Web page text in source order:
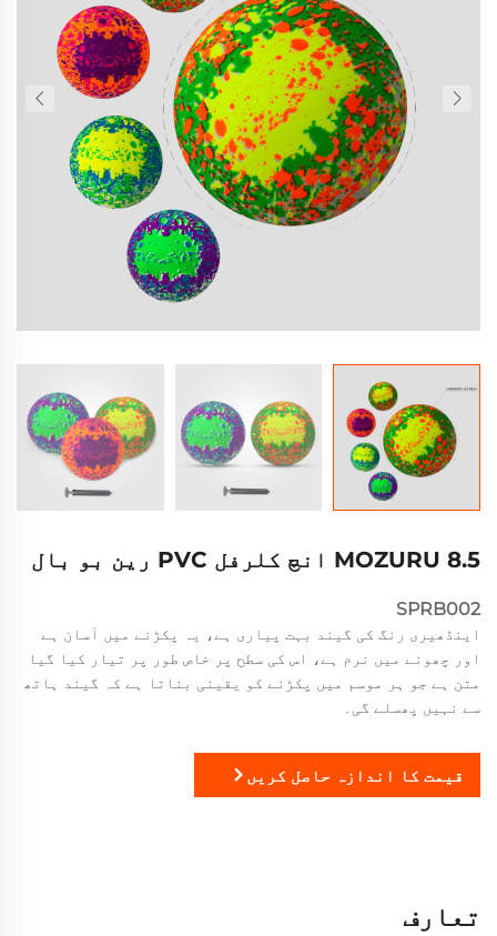
MOZURU 8.5 انچ کلرفل PVC رین بو بال
SPRB002
اینڈھیری رنگ کی گیند بہت پیاری ہے، یہ پکڑنے میں آسان ہے
اور چھونے میں نرم ہے، اس کی سطح پر خاص طور پر تیار کیا گیا
متن ہے جو ہر موسم میں پکڑنے کو یقینی بناتا ہے کہ گیند ہاتھ
سے نہیں پھسلے گی۔
قیمت کا اندازہ حاصل کریں
تعارف